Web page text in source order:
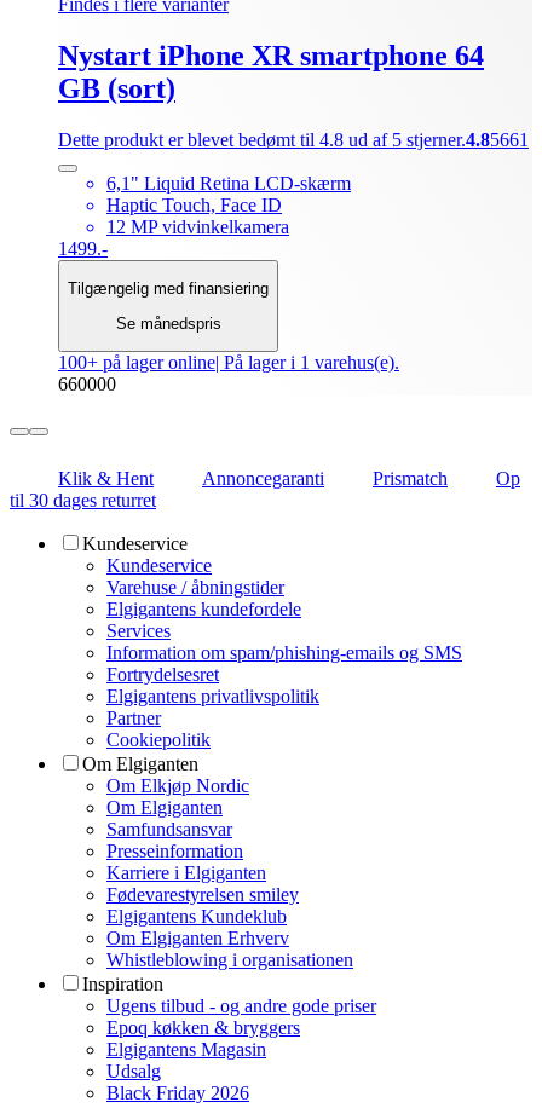
Findes i flere varianter
Nystart iPhone XR smartphone 64
GB (sort)
Dette produkt er blevet bedømt til 4.8 ud af 5 stjerner.4.85661
6,1" Liquid Retina LCD-skærm
Haptic Touch, Face ID
12 MP vidvinkelkamera
1499.-
Tilgængelig med finansiering
Se månedspris
100+ på lager online| På lager i 1 varehus(e).
660000
Klik & Hent Annoncegaranti Prismatch
Op
til 30 dages returret
Kundeservice
Kundeservice
Varehuse / åbningstider
Elgigantens kundefordele
Services
Information om spam/phishing-emails og SMS
Fortrydelsesret
Elgigantens privatlivspolitik
Partner
Cookiepolitik
Om Elgiganten
Om Elkjøp Nordic
Om Elgiganten
Samfundsansvar
Presseinformation
Karriere i Elgiganten
Fødevarestyrelsen smiley
Elgigantens Kundeklub
Om Elgiganten Erhverv
Whistleblowing i organisationen
Inspiration
Ugens tilbud - og andre gode priser
Epoq køkken & bryggers
Elgigantens Magasin
Udsalg
Black Friday 2026